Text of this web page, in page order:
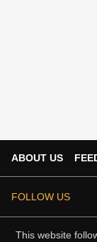
ABOUT US
FOLLOW US
This website